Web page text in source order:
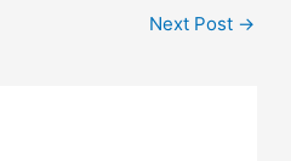
Next Post →